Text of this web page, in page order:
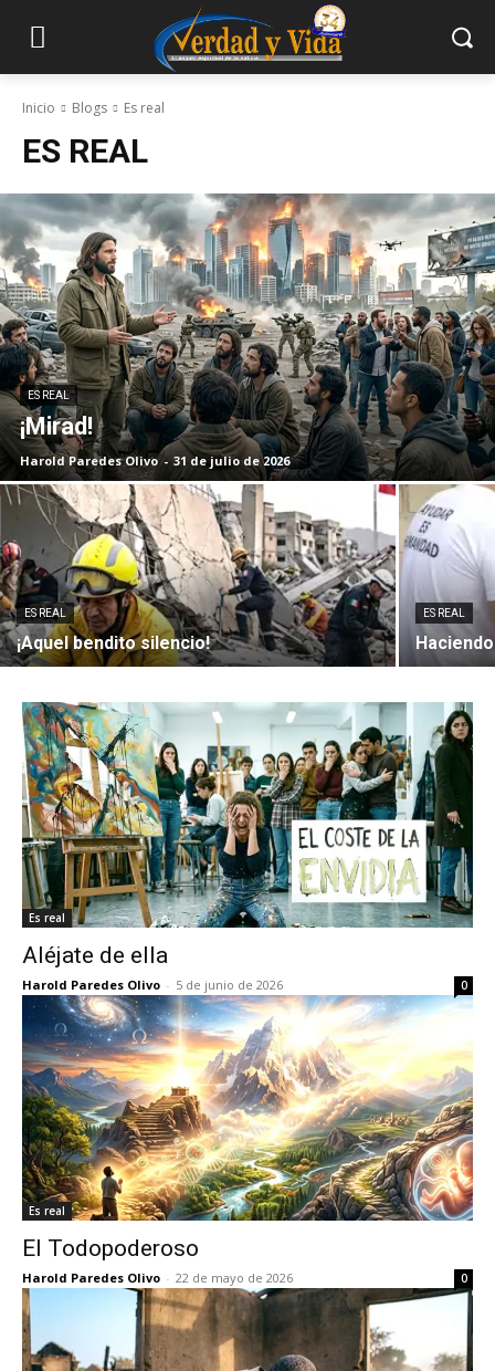
Inicio Blogs Es real
ES REAL
ES REAL
¡Mirad!
Harold Paredes Olivo - 31 de julio de 2026
ES REAL
¡Aquel bendito silencio!
ES REAL
Es real
Aléjate de ella
Harold Paredes Olivo - 5 de junio de 2026 0
Es real
El Todopoderoso
Harold Paredes Olivo - 22 de mayo de 2026 0